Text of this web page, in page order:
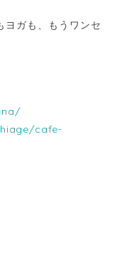
ヨガも、もうワンセ
cafe-